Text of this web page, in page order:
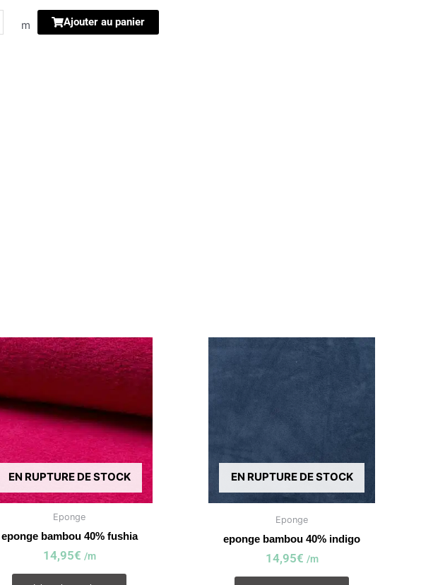
m Ajouter au panier
EN RUPTURE DE STOCK
Eponge
eponge bambou 40% fushia
14,95€ /m
EN RUPTURE DE STOCK
Eponge
eponge bambou 40% indigo
14,95€ /m